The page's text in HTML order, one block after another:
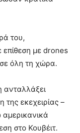
του,
επίθεση με drones
όλη τη χώρα.
ανταλλάξει
της εκεχειρίας –
αμερικανικά
στο Κουβέιτ.